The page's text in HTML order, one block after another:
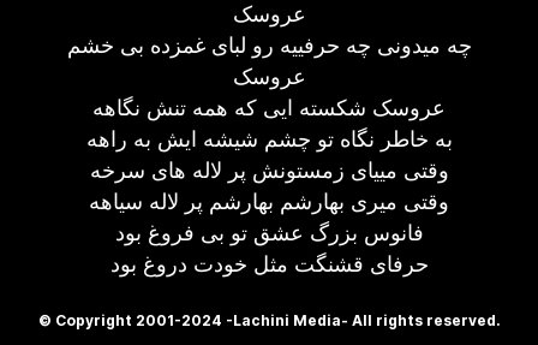
عروسک
چه میدونی چه حرفییه رو لبای غمزده بی خشم
عروسک
عروسک شکسته ایی که همه تنش نگاهه
به خاطر نگاه تو چشم شیشه ایش به راهه
وقتی مییای زمستونش پر لاله های سرخه
وقتی میری بهارشم بهارشم پر لاله سیاهه
فانوس بزرگ عشق تو بی فروغ بود
حرفای قشنگت مثل خودت دروغ بود
© Copyright 2001-2024 -Lachini Media- All rights reserved.